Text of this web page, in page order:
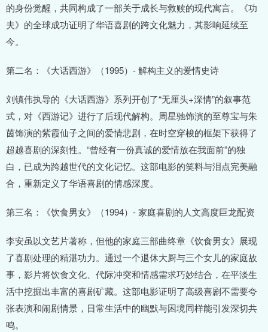
的身份觉醒，共同构成了一部关于成长与救赎的现代寓言。《功
夫》的全球成功证明了华语喜剧的跨文化魅力，其影响延续至
今。
第二名：《大话西游》（1995）- 解构主义的爱情史诗
刘镇伟执导的《大话西游》系列开创了“无厘头+深情”的叙事范
式，对《西游记》进行了后现代解构。周星驰饰演的至尊宝与朱
茵饰演的紫霞仙子之间的爱情悲剧，在时空穿梭的框架下获得了
超越喜剧的深刻性。“曾经有一份真诚的爱情放在我面前”的独
白，已成为跨越世代的文化记忆。这部电影的笑料与泪点完美融
合，重新定义了华语喜剧的情感深度。
第三名：《饮食男女》（1994）- 家庭喜剧的人文高度巨龙配资
李安虽以文艺片著称，但他的家庭三部曲终章《饮食男女》展现
了喜剧处理的精湛功力。通过一个退休大厨与三个女儿的家庭故
事，影片将饮食文化、代际冲突和情感需求巧妙结合，在平淡生
活中挖掘出丰富的喜剧矿藏。这部电影证明了高级喜剧不需要夸
张表演和闹剧情景，日常生活中的幽默与困境同样能引发深切共
鸣。